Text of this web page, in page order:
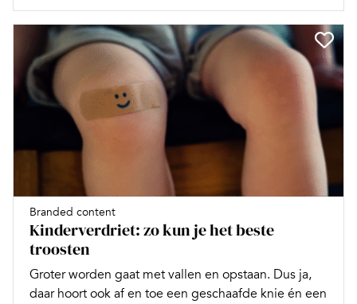
Branded content
Kinderverdriet: zo kun je het beste
troosten
Groter worden gaat met vallen en opstaan. Dus ja,
daar hoort ook af en toe een geschaafde knie én een